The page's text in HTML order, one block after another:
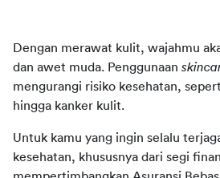
Dengan merawat kulit, wajahmu
dan awet muda. Penggunaan
mengurangi risiko kesehatan,
hingga kanker kulit.
Untuk kamu yang ingin selalu
kesehatan, khususnya dari segi